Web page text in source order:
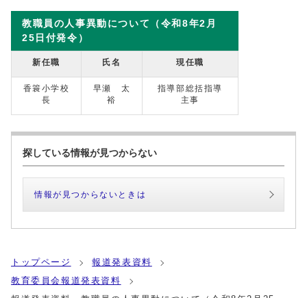
教職員の人事異動について（令和8年2月
25日付発令）
新任職 氏名 現任職
香簑小学校
長
早瀬 太
裕
指導部総括指導
主事
探している情報が見つからない
情報が見つからないときは
トップページ
報道発表資料
教育委員会報道発表資料